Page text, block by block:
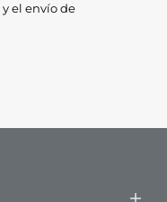
y el envío de